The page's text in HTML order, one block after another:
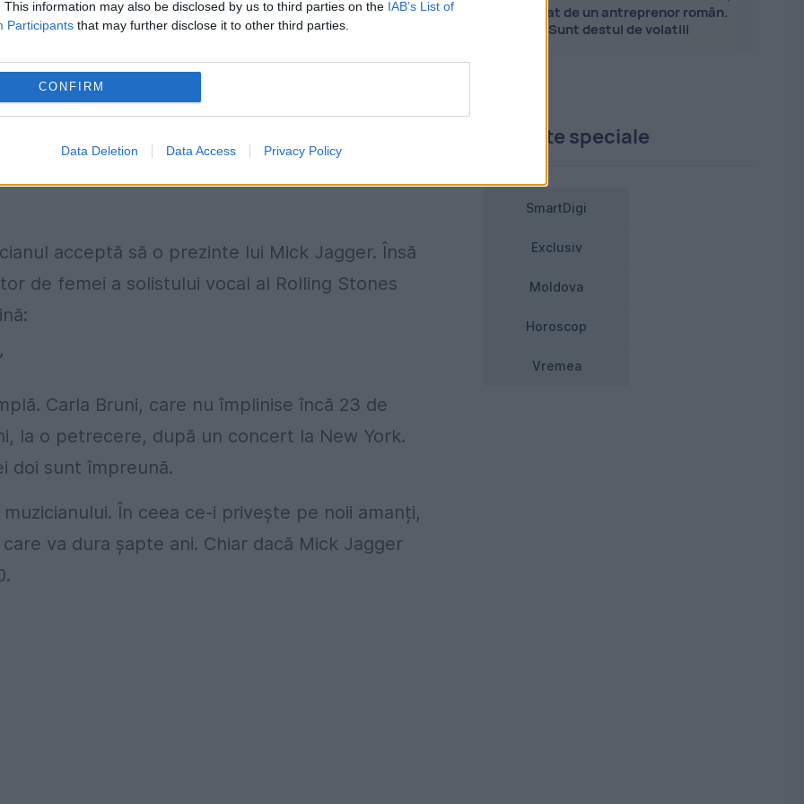
This information may also be disclosed by us to third parties on the IAB’s List of
Participants that may further disclose it to other third parties.
CONFIRM
Data Deletion Data Access Privacy Policy
după ea, glaciala Carla Bruni nu dădea
mai mult de o zbenguială.”
atenție muzicianului îndrăgostit lulea. Când,
acesta se repede să o vadă pe draga lui
Azur,
acceptă să o prezinte lui Mick Jagger. Însă
de femei a solistului vocal al Rolling Stones
Carla Bruni, care nu împlinise încă 23 de
la o petrecere, după un concert la New York.
doi sunt împreună.
În ceea ce-i privește pe noii amanți,
va dura șapte ani. Chiar dacă Mick Jagger
explicat de un antreprenor român.
Sunt destul de volatili
Proiecte speciale
SmartDigi
Exclusiv
Moldova
Horoscop
Vremea